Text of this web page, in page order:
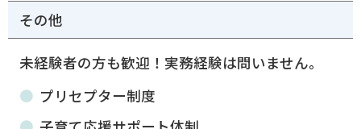
その他
未経験者の方も歓迎！実務経験は問いません。
プリセプター制度